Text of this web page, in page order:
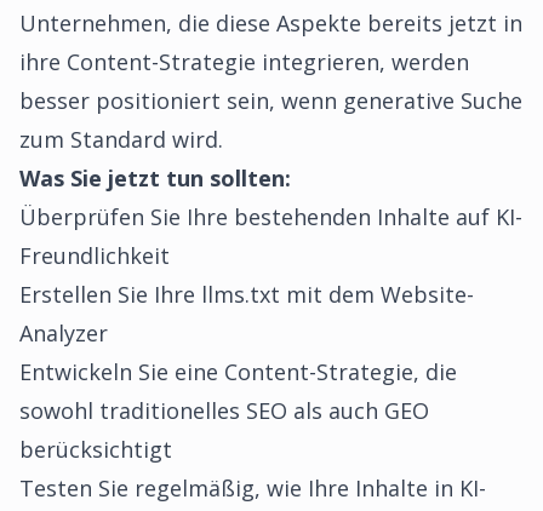
Unternehmen, die diese Aspekte bereits jetzt in
ihre Content-Strategie integrieren, werden
besser positioniert sein, wenn generative Suche
zum Standard wird.
Was Sie jetzt tun sollten:
Überprüfen Sie Ihre bestehenden Inhalte auf KI-
Freundlichkeit
Erstellen Sie Ihre llms.txt mit dem Website-
Analyzer
Entwickeln Sie eine Content-Strategie, die
sowohl traditionelles SEO als auch GEO
berücksichtigt
Testen Sie regelmäßig, wie Ihre Inhalte in KI-